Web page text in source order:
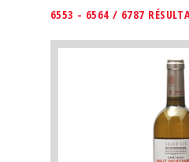
6553 - 6564 / 6787